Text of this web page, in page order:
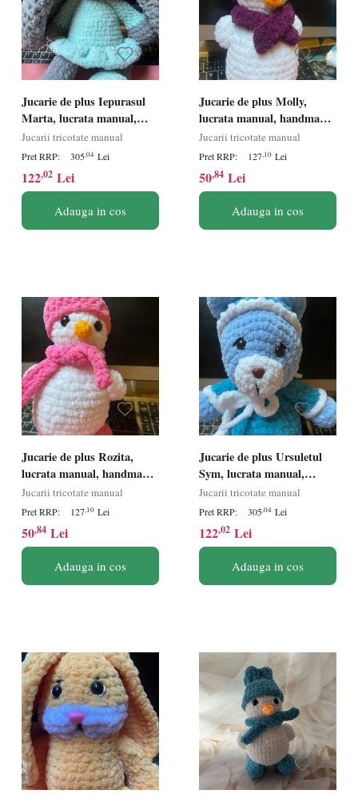
Jucarie de plus Iepurasul
Marta, lucrata manual,
handmade, textil,
gri/turcoaz, 50 cm
Jucarii tricotate manual
Pret RRP: 305,04 Lei
122,02 Lei
Adauga in cos
Jucarie de plus Molly,
lucrata manual, handmade,
textil, mov/alb, 26 cm
Jucarii tricotate manual
Pret RRP: 127,10 Lei
50,84 Lei
Adauga in cos
Jucarie de plus Rozita,
lucrata manual, handmade,
textil, roz, 26 cm
Jucarii tricotate manual
Pret RRP: 127,10 Lei
50,84 Lei
Adauga in cos
Jucarie de plus Ursuletul
Sym, lucrata manual,
handmade, textil, albastru,
50 cm
Jucarii tricotate manual
Pret RRP: 305,04 Lei
122,02 Lei
Adauga in cos